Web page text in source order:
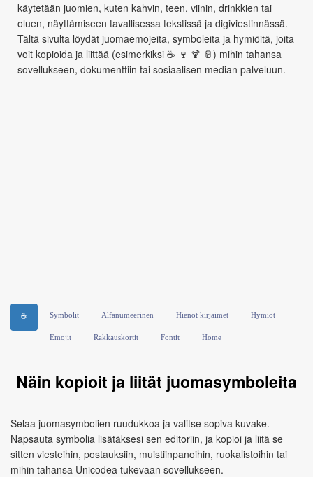
käytetään juomien, kuten kahvin, teen, viinin, drinkkien tai
oluen, näyttämiseen tavallisessa tekstissä ja digiviestinnässä.
Tältä sivulta löydät juomaemojeita, symboleita ja hymiöitä, joita
voit kopioida ja liittää (esimerkiksi ☕ 🍷 🍹 🥛) mihin tahansa
sovellukseen, dokumenttiin tai sosiaalisen median palveluun.
☕ Symbolit Alfanumeerinen Hienot kirjaimet Hymiöt
Emojit Rakkauskortit Fontit Home
Näin kopioit ja liität juomasymboleita
Selaa juomasymbolien ruudukkoa ja valitse sopiva kuvake.
Napsauta symbolia lisätäksesi sen editoriin, ja kopioi ja liitä se
sitten viesteihin, postauksiin, muistiinpanoihin, ruokalistoihin tai
mihin tahansa Unicodea tukevaan sovellukseen.